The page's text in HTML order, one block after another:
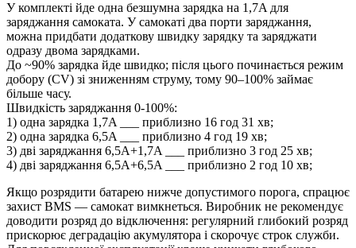
У комплекті йде одна безшумна зарядка на 1,7A для
заряджання самоката. У самокаті два порти заряджання,
можна придбати додаткову швидку зарядку та заряджати
одразу двома зарядками.
До ~90% зарядка йде швидко; після цього починається режим
добору (CV) зі зниженням струму, тому 90–100% займає
більше часу.
Швидкість заряджання 0-100%:
1) одна зарядка 1,7A ___ приблизно 16 год 31 хв;
2) одна зарядка 6,5A ___ приблизно 4 год 19 хв;
3) дві заряджання 6,5A+1,7A ___ приблизно 3 год 25 хв;
4) дві заряджання 6,5A+6,5A ___ приблизно 2 год 10 хв;
Якщо розрядити батарею нижче допустимого порога, спрацює
захист BMS — самокат вимкнеться. Виробник не рекомендує
доводити розряд до відключення: регулярний глибокий розряд
прискорює деградацію акумулятора і скорочує строк служби.